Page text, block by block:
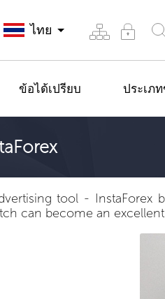
ไทย
ข้อได้เปรียบ ประเภ
tool -
can become an